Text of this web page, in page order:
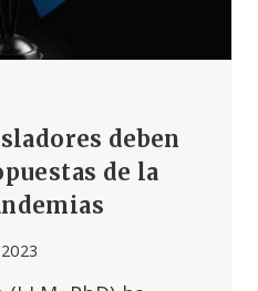
deben
de la